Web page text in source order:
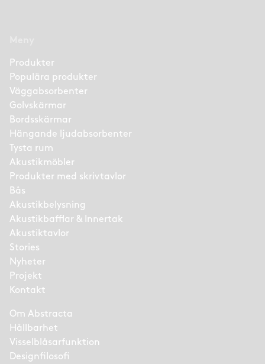
Produkter
Populära produkter
Väggabsorbenter
Golvskärmar
Bordsskärmar
Hängande ljudabsorbenter
Tysta rum
Akustikmöbler
Produkter med skrivtavlor
Bås
Akustikbelysning
Akustikbafflar & Innertak
Akustiktavlor
Stories
Nyheter
Projekt
Kontakt
Om Abstracta
Hållbarhet
Visselblåsarfunktion
Designfilosofi